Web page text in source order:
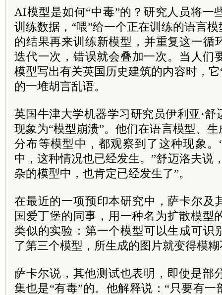
AI模型是如何“中毒”的？研究人员将一
训练数据，“喂”给一个正在训练的语言
的结果再来训练新模型，并重复这一循
迭代一次，错误就会叠加一次。当人们
模型写出有关英国历史建筑的内容时，
的一堆胡言乱语。
英国牛津大学机器学习研究员伊利亚·
现象为“模型崩溃”。他们在语言模型、
分布等模型中，都观察到了这种现象
中，这种情况也已经发生。”舒迈洛夫说
杂的模型中，也肯定已经发生了”。
在最近的一项预印本研究中，萨卡尔及
国爱丁堡的同事，用一种名为扩散模型
类似的实验：第一个模型可以生成可识
了第三个模型，所生成的图片就变得模
萨卡尔说，其他测试也表明，即使是部
集也是“有毒”的。他解释说：“只要有